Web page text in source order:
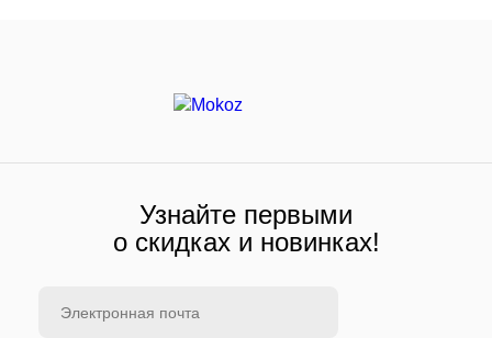
Узнайте первыми
о скидках и новинках!